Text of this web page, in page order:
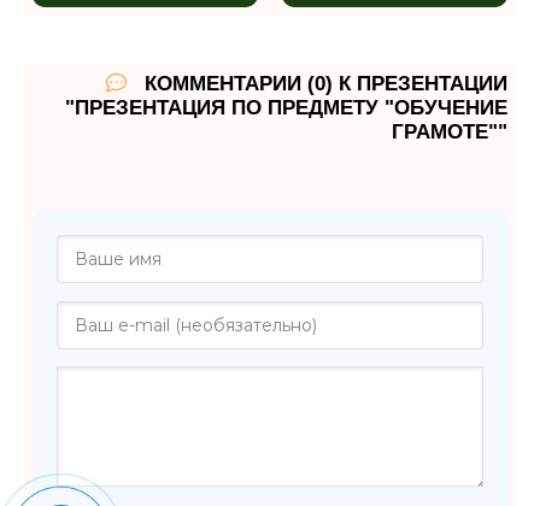
КОММЕНТАРИИ (0) К ПРЕЗЕНТАЦИИ
"ПРЕЗЕНТАЦИЯ ПО ПРЕДМЕТУ "ОБУЧЕНИЕ
ГРАМОТЕ""